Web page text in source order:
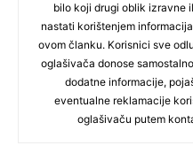
bilo koji drugi oblik izravne
nastati korištenjem
ovom članku. Korisnici sve
oglašivača donose
dodatne informacije,
eventualne reklamacije
oglašivaču putem